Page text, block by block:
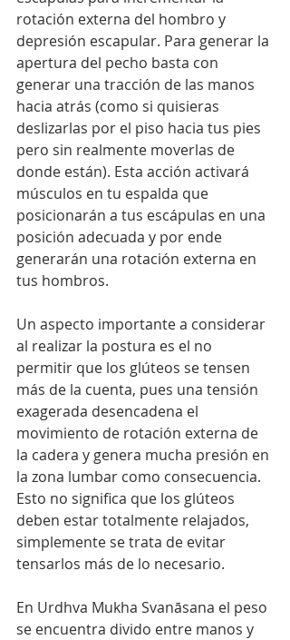
rotación externa del hombro y
depresión escapular. Para generar la
apertura del pecho basta con
generar una tracción de las manos
hacia atrás (como si quisieras
deslizarlas por el piso hacia tus pies
pero sin realmente moverlas de
donde están). Esta acción activará
músculos en tu espalda que
posicionarán a tus escápulas en una
posición adecuada y por ende
generarán una rotación externa en
tus hombros.
Un aspecto importante a considerar
al realizar la postura es el no
permitir que los glúteos se tensen
más de la cuenta, pues una tensión
exagerada desencadena el
movimiento de rotación externa de
la cadera y genera mucha presión en
la zona lumbar como consecuencia.
Esto no significa que los glúteos
deben estar totalmente relajados,
simplemente se trata de evitar
tensarlos más de lo necesario.
En Urdhva Mukha Svanāsana el peso
se encuentra divido entre manos y